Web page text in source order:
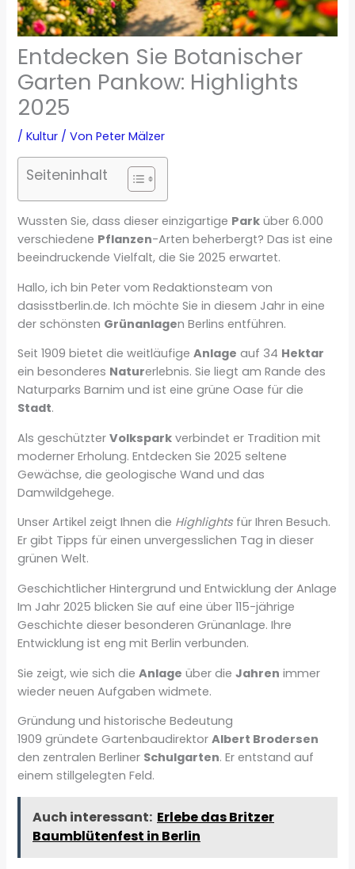
Entdecken Sie Botanischer
Garten Pankow: Highlights
2025
/Kultur / VonPeter Mälzer
Seiteninhalt
Wussten Sie, dass dieser einzigartige Park über 6.000
verschiedene Pflanzen-Arten beherbergt? Das ist eine
beeindruckende Vielfalt, die Sie 2025 erwartet.
Hallo, ich bin Peter vom Redaktionsteam von
dasisstberlin.de. Ich möchte Sie in diesem Jahr in eine
der schönsten Grünanlagen Berlins entführen.
Seit 1909 bietet die weitläufigeAnlage auf 34 Hektar
ein besonderes Naturerlebnis. Sie liegt am Rande des
Naturparks Barnim und ist eine grüne Oase für die
Stadt.
Als geschützterVolkspark verbindet er Tradition mit
moderner Erholung. Entdecken Sie 2025 seltene
Gewächse, die geologische Wand und das
Damwildgehege.
Unser Artikel zeigt Ihnen die Highlights für Ihren Besuch.
Er gibt Tipps für einen unvergesslichen Tag in dieser
grünen Welt.
Geschichtlicher Hintergrund und Entwicklung der Anlage
Im Jahr 2025 blicken Sie auf eine über 115-jährige
Geschichte dieser besonderen Grünanlage. Ihre
Entwicklung ist eng mit Berlin verbunden.
Sie zeigt, wie sich dieAnlage über dieJahren immer
wieder neuen Aufgaben widmete.
Gründung und historische Bedeutung
1909 gründete GartenbaudirektorAlbert Brodersen
den zentralen Berliner Schulgarten. Er entstand auf
einem stillgelegten Feld.
Auch interessant: Erlebe das Britzer
Baumblütenfest in Berlin